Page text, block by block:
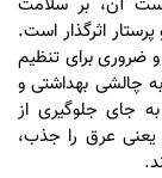
اثرگذار است.
ضروری برای تنظیم
چالشی بهداشتی و
جای جلوگیری از
عرق را جذب،